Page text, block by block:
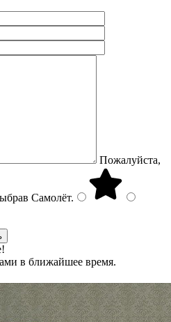
Пожалуйста,
Самолёт.
в ближайшее время.